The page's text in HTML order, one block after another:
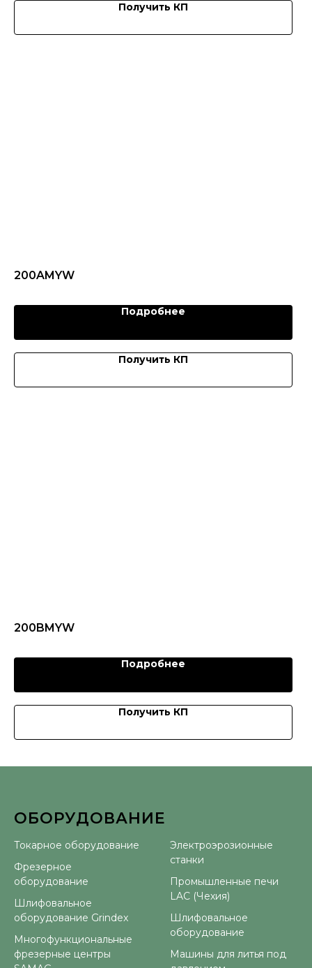
Получить КП
200AMYW
Подробнее
Получить КП
200BMYW
Подробнее
Получить КП
ОБОРУДОВАНИЕ
Токарное оборудование
Фрезерное
оборудование
Шлифовальное
оборудование Grindex
Многофункциональные
фрезерные центры
Электроэрозионные
станки
Промышленные печи
LAC (Чехия)
Шлифовальное
оборудование
Машины для литья под